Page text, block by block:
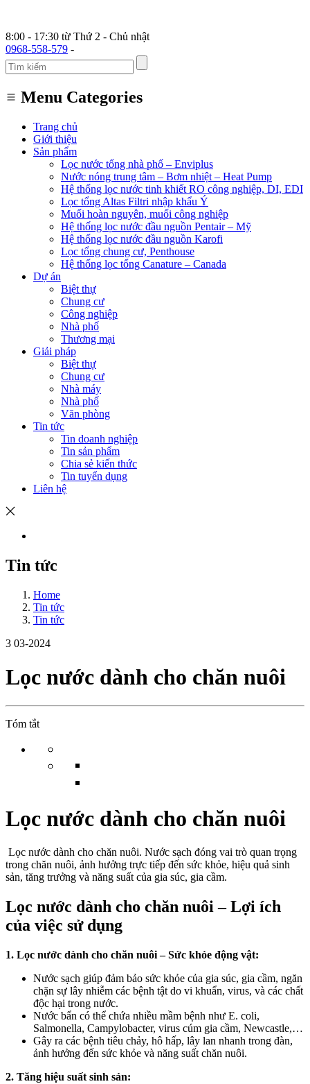
8:00 - 17:30 từ Thứ 2 - Chủ nhật
0968-558-579 -
Menu Categories
Trang chủ
Giới thiệu
Sản phẩm
Lọc nước tổng nhà phố – Enviplus
Nước nóng trung tâm – Bơm nhiệt – Heat Pump
Hệ thống lọc nước tinh khiết RO công nghiệp, DI, EDI
Lọc tổng Altas Filtri nhập khẩu Ý
Muối hoàn nguyên, muối công nghiệp
Hệ thống lọc nước đầu nguồn Pentair – Mỹ
Hệ thống lọc nước đầu nguồn Karofi
Lọc tổng chung cư, Penthouse
Hệ thống lọc tổng Canature – Canada
Dự án
Biệt thự
Chung cư
Công nghiệp
Nhà phố
Thương mại
Giải pháp
Biệt thự
Chung cư
Nhà máy
Nhà phố
Văn phòng
Tin tức
Tin doanh nghiệp
Tin sản phẩm
Chia sẻ kiến thức
Tin tuyển dụng
Liên hệ
Tin tức
Home
Tin tức
Tin tức
3 03-2024
Lọc nước dành cho chăn nuôi
Tóm tắt
Lọc nước dành cho chăn nuôi
Lọc nước dành cho chăn nuôi. Nước sạch đóng vai trò quan trọng
trong chăn nuôi, ảnh hưởng trực tiếp đến sức khỏe, hiệu quả sinh
sản, tăng trưởng và năng suất của gia súc, gia cầm.
Lọc nước dành cho chăn nuôi –Lợi ích
của việc sử dụng
1. Lọc nước dành cho chăn nuôi – Sức khỏe động vật:
Nước sạch giúp đảm bảo sức khỏe của gia súc, gia cầm, ngăn
chặn sự lây nhiễm các bệnh tật do vi khuẩn, virus, và các chất
độc hại trong nước.
Nước bẩn có thể chứa nhiều mầm bệnh như E. coli,
Salmonella, Campylobacter, virus cúm gia cầm, Newcastle,…
Gây ra các bệnh tiêu chảy, hô hấp, lây lan nhanh trong đàn,
ảnh hưởng đến sức khỏe và năng suất chăn nuôi.
2. Tăng hiệu suất sinh sản: